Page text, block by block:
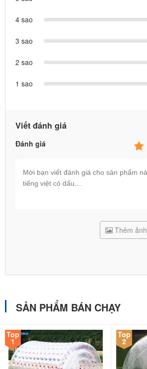
4 sao
3 sao
2 sao
1 sao
Viết đánh giá
Đánh giá
Thêm ảnh
SẢN PHẨM BÁN CHẠY
Top
1
Top
2